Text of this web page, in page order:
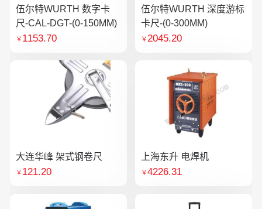
伍尔特WURTH 数字卡
尺-CAL-DGT-(0-150MM)
￥ 1153.70
伍尔特WURTH 深度游标
卡尺-(0-300MM)
￥2045.20
大连华峰 架式钢卷尺
￥ 121.20
上海东升 电焊机
￥4226.31